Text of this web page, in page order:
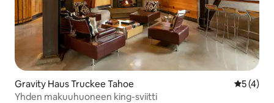
Gravity Haus Truckee Tahoe
5 (4)
Yhden makuuhuoneen king-sviitti